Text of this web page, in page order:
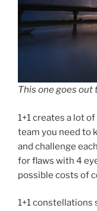
This one goes out
1+1 creates a lot
team you need to
and challenge
for flaws with 4
possible costs of
1+1